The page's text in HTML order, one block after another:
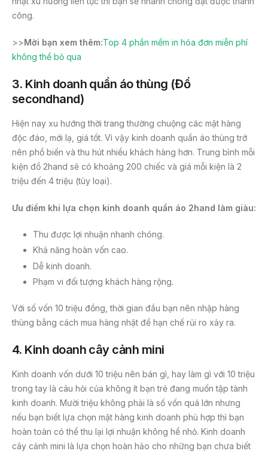
công.
>>Mời bạn xem thêm:Top 4 phần mềm in hóa đơn miễn phí
không thể bỏ qua
3. Kinh doanh quần áo thùng (Đồ
secondhand)
Hiện nay xu hướng thời trang thường chuộng các mặt hàng
độc đáo, mới lạ, giá tốt. Vì vậy kinh doanh quần áo thùng trở
nên phổ biến và thu hút nhiều khách hàng hơn. Trung bình mỗi
kiện đồ 2hand sẽ có khoảng 200 chiếc và giá mỗi kiện là 2
triệu đến 4 triệu (tùy loại).
Ưu điểm khi lựa chọn kinh doanh quần áo 2hand làm giàu:
Thu được lợi nhuận nhanh chóng.
Khả năng hoàn vốn cao.
Dễ kinh doanh.
Phạm vi đối tượng khách hàng rộng.
Với số vốn 10 triệu đồng, thời gian đầu bạn nên nhập hàng
thùng bằng cách mua hàng nhặt để hạn chế rủi ro xảy ra.
4. Kinh doanh cây cảnh mini
Kinh doanh vốn dưới 10 triệu nên bán gì, hay làm gì với 10 triệu
trong tay là câu hỏi của không ít bạn trẻ đang muốn tập tành
kinh doanh. Mười triệu không phải là số vốn quá lớn nhưng
nếu bạn biết lựa chọn mặt hàng kinh doanh phù hợp thì bạn
hoàn toàn có thể thu lại lợi nhuận không hề nhỏ. Kinh doanh
cây cảnh mini là lựa chọn hoàn hảo cho những bạn chưa biết